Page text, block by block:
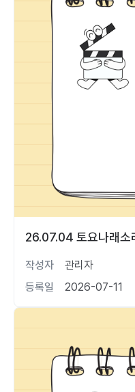
26.07.04 토요나래소
작성자
관리자
등록일
2026-07-11